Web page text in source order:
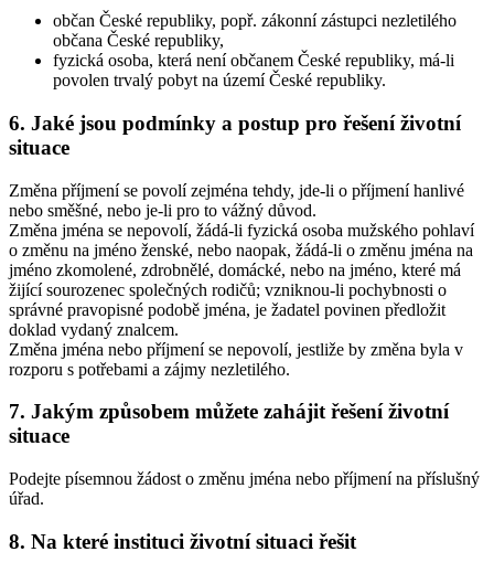
občan České republiky, popř. zákonní zástupci nezletilého
občana České republiky,
fyzická osoba, která není občanem České republiky, má-li
povolen trvalý pobyt na území České republiky.
6. Jaké jsou podmínky a postup pro řešení životní
situace
Změna příjmení se povolí zejména tehdy, jde-li o příjmení hanlivé
nebo směšné, nebo je-li pro to vážný důvod.
Změna jména se nepovolí, žádá-li fyzická osoba mužského pohlaví
o změnu na jméno ženské, nebo naopak, žádá-li o změnu jména na
jméno zkomolené, zdrobnělé, domácké, nebo na jméno, které má
žijící sourozenec společných rodičů; vzniknou-li pochybnosti o
správné pravopisné podobě jména, je žadatel povinen předložit
doklad vydaný znalcem.
Změna jména nebo příjmení se nepovolí, jestliže by změna byla v
rozporu s potřebami a zájmy nezletilého.
7. Jakým způsobem můžete zahájit řešení životní
situace
Podejte písemnou žádost o změnu jména nebo příjmení na příslušný
úřad.
8. Na které instituci životní situaci řešit